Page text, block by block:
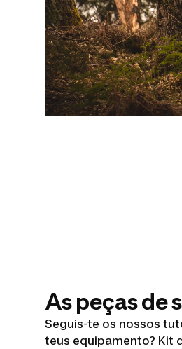
As peças de
Seguis-te os nossos
teus equipamento? Kit